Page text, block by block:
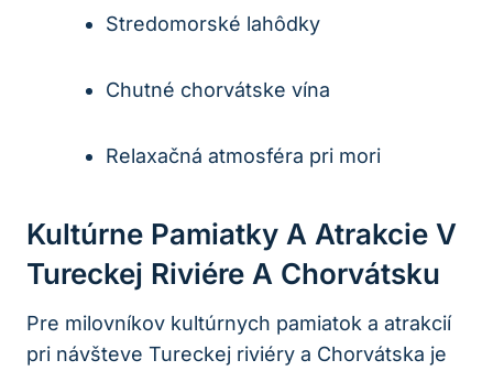
Stredomorské lahôdky
Chutné chorvátske vína
Relaxačná atmosféra pri mori
Kultúrne Pamiatky A Atrakcie V
Tureckej Riviére A Chorvátsku
Pre milovníkov kultúrnych pamiatok a atrakcií
pri návšteve Tureckej riviéry a Chorvátska je